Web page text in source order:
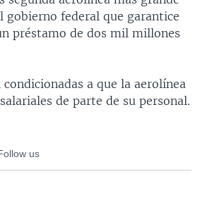
CULTURA
DÍA
federal que garantice
préstamo de dos mil millones
a que la aerolínea
de parte de su personal.
us